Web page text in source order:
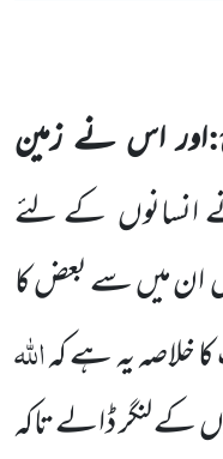
:اور اس نے زمین
انسانوں کے لئے
ان میں سے بعض کا
خلاصہ یہ ہے کہاللّٰہ
کے لنگر ڈالے تاکہ